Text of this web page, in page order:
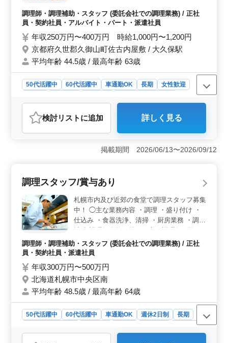
※各100食程度） ・盛り付け ・食器洗浄 な
ど ＊備考＊ ・マイカー通勤可能 ・4週9休制
談 ・50代、60代の採用実績あり 今まで培っ
てきた経験を活かしてみませんか？ ブラン
クのある方、資格のない方もご応募可能！
まずお気軽にお問い合わせください。
調理師・調理補助・スタッフ (委託会社での調理業務) / 正社
員・契約社員・アルバイト・パート・派遣社員
年収250万円〜400万円 時給1,000円〜1,200円
京都府久世郡久御山町佐古内屋敷 / 大久保駅
平均年齢 44.5歳 / 最高年齢 63歳
50代活躍中 60代活躍中 車通勤OK 長期
女性歓迎
おすすめポイント
＜中高年活躍中＞ 50代以上の方々が多数活躍中の職場
で、経験を活かして働けます。 ＜車通勤可＞ マイ
カー通勤可能で、通勤のストレスを軽減。時間を有効活
働くこともできます。休日も充実しており、プライベー
トと仕事のメリハリのある働き方が可能。
検討リスト に追加 詳しく見る
掲載期間 2026/06/13〜2026/09/12
調理スタッフ/賞与あり
札幌市内及び近郊の食堂で調理スタッフ募集
中！ ◯主な業務内容 ・調理 ・盛り付け ・
仕込み ・食器洗浄、清掃 ・厨房業務 ・調理
年以上の方は条件面優遇します！ 培ってき
た経験・スキルを若手に伝えていきません
躍中 ＊60歳以上活躍中
調理師・調理補助・スタッフ (委託会社での調理業務) / 正社
員・契約社員・派遣社員
年収300万円〜500万円
北海道札幌市中央区南
平均年齢 48.5歳 / 最高年齢 64歳
50代活躍中 60代活躍中 車通勤OK 週休2日制
長期
派遣社員